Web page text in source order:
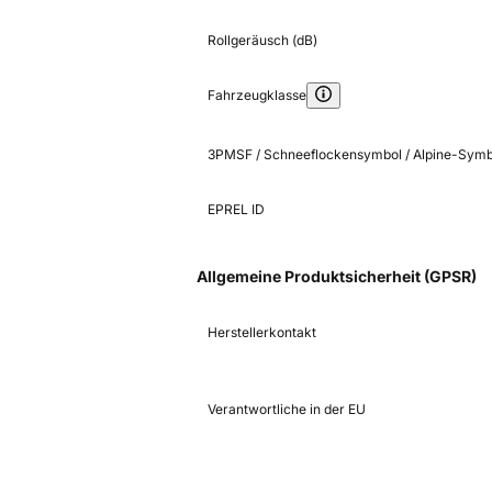
Rollgeräusch (dB)
Fahrzeugklasse
3PMSF / Schneeflockensymbol / Alpine-
EPREL ID
Allgemeine Produktsicherheit (GPSR)
Herstellerkontakt
Verantwortliche in der EU